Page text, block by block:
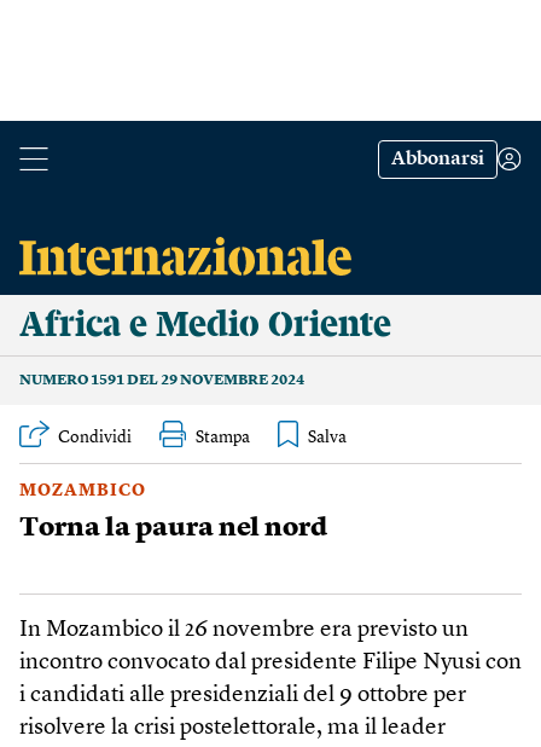
Abbonarsi
Africa e Medio Oriente
NUMERO 1591 DEL 29 NOVEMBRE 2024
Condividi Stampa
MOZAMBICO
Torna la paura nel nord
In Mozambico il 26 novembre era previsto un
incontro convocato dal presidente Filipe Nyusi con
i candidati alle presidenziali del 9 ottobre per
risolvere la crisi postelettorale, ma il leader